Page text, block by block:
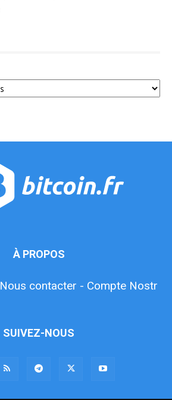
À PROPOS
Nous contacter - Compte Nostr
SUIVEZ-NOUS